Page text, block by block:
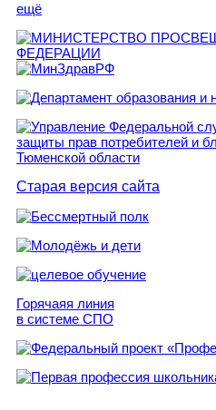
ещё
Старая версия сайта
Горячаяя линия
в системе СПО